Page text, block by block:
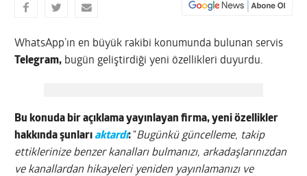
WhatsApp’ın en büyük rakibi konumunda bulunan servis
Telegram, bugün geliştirdiği yeni özellikleri duyurdu.
Bu konuda bir açıklama yayınlayan firma, yeni özellikler
hakkında şunları aktardı: “Bugünkü güncelleme, takip
ettiklerinize benzer kanalları bulmanızı, arkadaşlarınızdan
ve kanallardan hikayeleri yeniden yayınlamanızı ve